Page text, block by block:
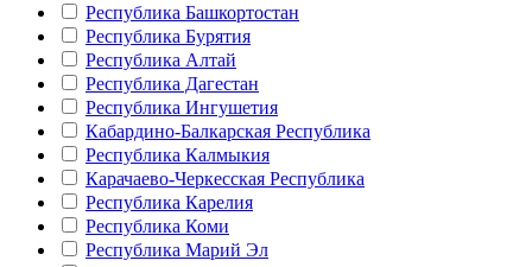
Республика Башкортостан
Республика Бурятия
Республика Алтай
Республика Дагестан
Республика Ингушетия
Кабардино-Балкарская Республика
Республика Калмыкия
Карачаево-Черкесская Республика
Республика Карелия
Республика Коми
Республика Марий Эл